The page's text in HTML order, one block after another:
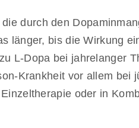
die durch den
länger, bis die Wirkung
L-Dopa bei jahrelanger
Krankheit vor allem bei
oder in